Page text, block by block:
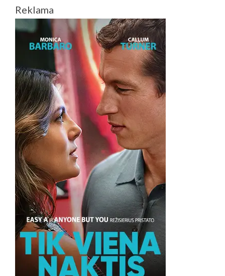
Reklama